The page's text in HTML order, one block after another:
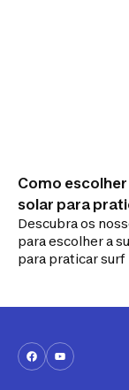
Como
solar para
Descubra os
para escolher a
para praticar surf